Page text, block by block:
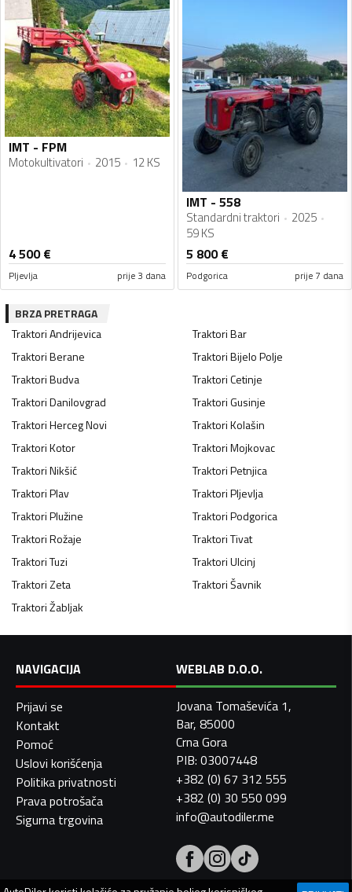
IMT - FPM
Motokultivatori 2015 12 KS
4 500€
Pljevlja prije 3 dana
IMT - 558
Standardni traktori
2025
59 KS
5 800€
Podgorica prije 7 dana
BRZA PRETRAGA
TraktoriAndrijevica TraktoriBar
TraktoriBerane TraktoriBijelo Polje
TraktoriBudva TraktoriCetinje
TraktoriDanilovgrad TraktoriGusinje
TraktoriHerceg Novi TraktoriKolašin
TraktoriKotor TraktoriMojkovac
TraktoriNikšić TraktoriPetnjica
TraktoriPlav TraktoriPljevlja
TraktoriPlužine TraktoriPodgorica
TraktoriRožaje TraktoriTivat
TraktoriTuzi TraktoriUlcinj
TraktoriZeta TraktoriŠavnik
TraktoriŽabljak
NAVIGACIJA
Prijavi se
Kontakt
Pomoć
Uslovi korišćenja
Politika privatnosti
Prava potrošača
Sigurna trgovina
WEBLAB D.O.O.
Jovana Tomaševića 1,
Bar, 85000
Crna Gora
PIB: 03007448
+382 (0) 67 312 555
+382 (0) 30 550 099
info@autodiler.me